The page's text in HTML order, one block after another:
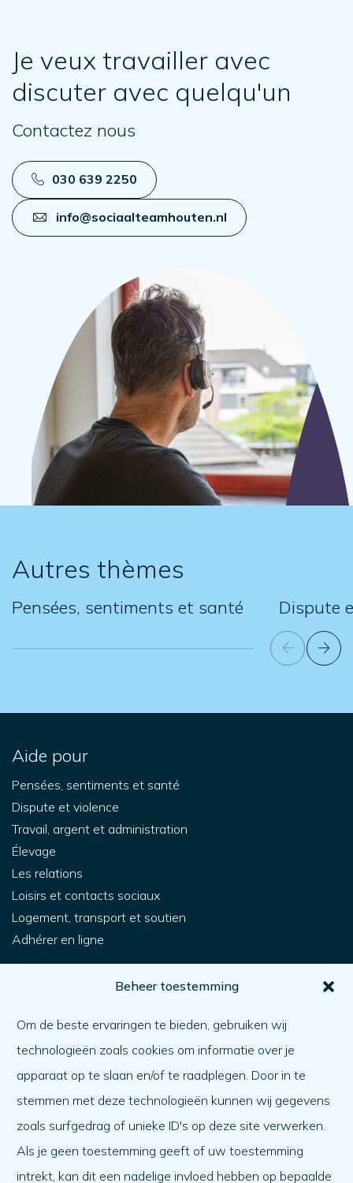
Beheer toestemming
Om de beste ervaringen te bieden, gebruiken wij
technologieën zoals cookies om informatie over je
apparaat op te slaan en/of te raadplegen. Door in te
stemmen met deze technologieën kunnen wij gegevens
zoals surfgedrag of unieke ID's op deze site verwerken.
Als je geen toestemming geeft of uw toestemming
intrekt, kan dit een nadelige invloed hebben op bepaalde
Je veux travailler avec
discuter avec quelqu'un
Contactez nous
030 639 2250
info@sociaalteamhouten.nl
Autres thèmes
Pensées, sentiments et santé Dispute
Aide pour
Pensées, sentiments et santé
Dispute et violence
Travail, argent et administration
Élevage
Les relations
Loisirs et contacts sociaux
Logement, transport et soutien
Adhérer en ligne
Quoi de neuf ?
Ordre du jour
A propos de nous
A propos de nous
Travailler à